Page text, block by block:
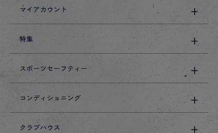
マイアカウント
特集
スポーツセーフティー
コンディショニング
クラブハウス